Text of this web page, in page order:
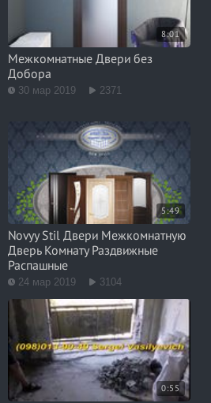
8:01
Межкомнатные Двери без
Добора
30 мар 2019 2371
5:49
Novyy Stil Двери Межкомнатную
Дверь Комнату Раздвижные
Распашные
24 мар 2019 3104
0:55